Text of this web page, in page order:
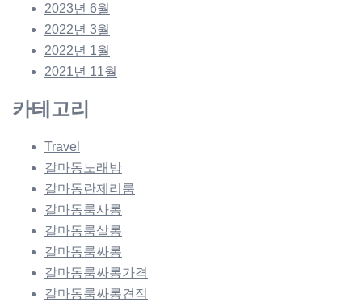
2023년 6월
2022년 3월
2022년 1월
2021년 11월
카테고리
Travel
갈마동노래방
갈마동란제리룸
갈마동룸사롱
갈마동룸살롱
갈마동룸싸롱
갈마동룸싸롱가격
갈마동룸싸롱견적